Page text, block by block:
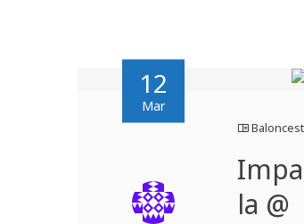
12
Mar
la @